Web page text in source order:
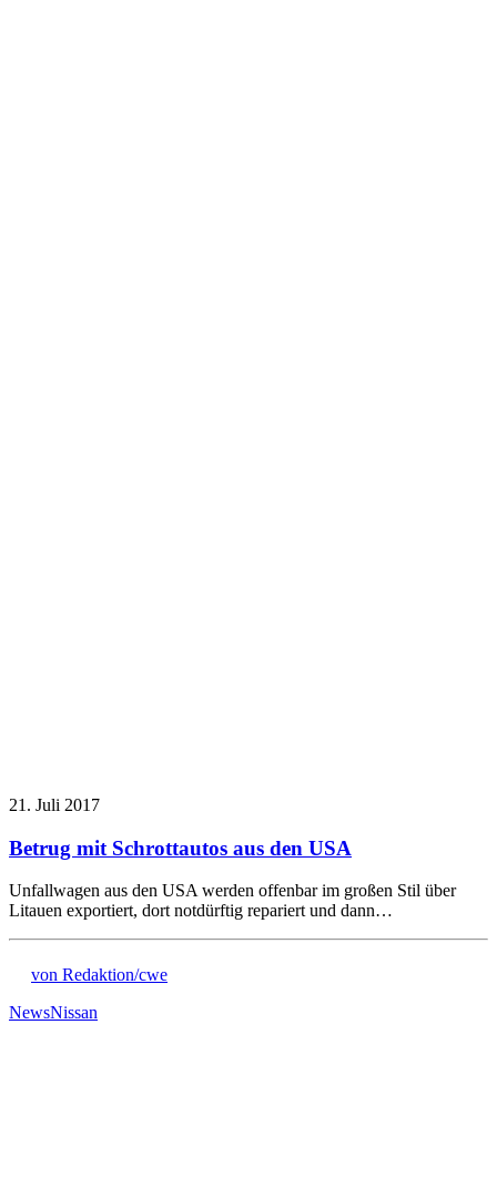
21. Juli 2017
Betrug mit Schrottautos aus den USA
Unfallwagen aus den USA werden offenbar im großen Stil über
Litauen exportiert, dort notdürftig repariert und dann…
von Redaktion/cwe
NewsNissan